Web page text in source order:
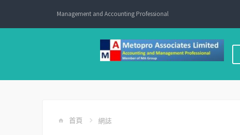
content
Management and Accounting Professional
首頁 網誌